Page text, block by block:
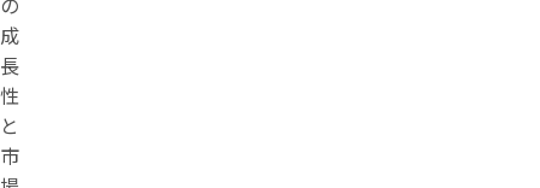
成
長
性
と
市